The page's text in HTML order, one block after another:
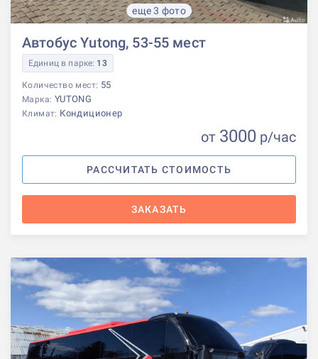
еще 3 фото
Автобус Yutong, 53-55 мест
Единиц в парке: 13
Количество мест: 55
Марка: YUTONG
Климат: Кондиционер
от 3000 р/час
РАССЧИТАТЬ СТОИМОСТЬ
ЗАКАЗАТЬ